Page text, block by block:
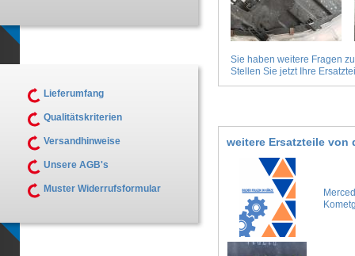
Sie haben weitere Fragen
Stellen Sie jetzt Ihre
weitere Ersatzteile von
Lieferumfang
Qualitätskriterien
Versandhinweise
Unsere AGB's
Muster Widerrufsformular